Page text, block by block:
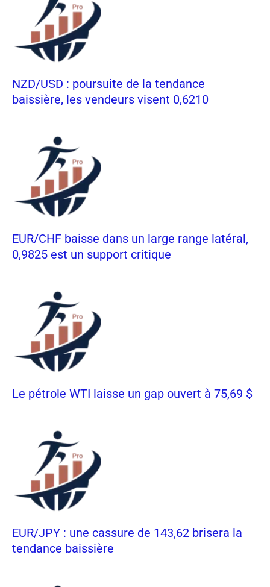
NZD/USD : poursuite de la tendance
baissière, les vendeurs visent 0,6210
EUR/CHF baisse dans un large range latéral,
0,9825 est un support critique
Le pétrole WTI laisse un gap ouvert à 75,69 $
EUR/JPY : une cassure de 143,62 brisera la
tendance baissière